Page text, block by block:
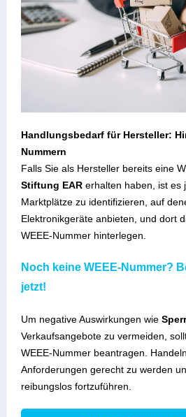
Handlungsbedarf für Hersteller:
Nummern
Falls Sie als Hersteller bereits eine
Stiftung EAR erhalten haben, ist es
Marktplätze zu identifizieren, auf
Elektronikgeräte anbieten, und dort
WEEE-Nummer hinterlegen.
Noch keine WEEE-Nummer?
jetzt!
Um negative Auswirkungen wie
Verkaufsangebote zu vermeiden,
WEEE-Nummer beantragen.
Anforderungen gerecht zu werden
reibungslos fortzuführen.